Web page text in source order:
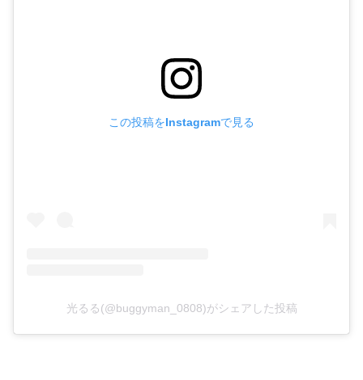
この投稿をInstagramで見る
光るる(@buggyman_0808)がシェアした投稿